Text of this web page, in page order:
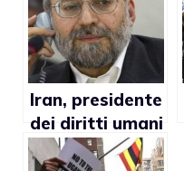
Comune
Iran, presidente
dei diritti umani
condanna il